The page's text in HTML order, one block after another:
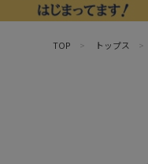
TOP > トップス >